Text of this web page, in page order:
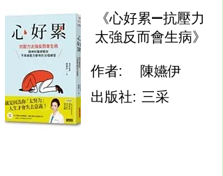
《心好累—抗壓力
太強反而會生病》
作者:
陳嬿伊
出版社: 三采